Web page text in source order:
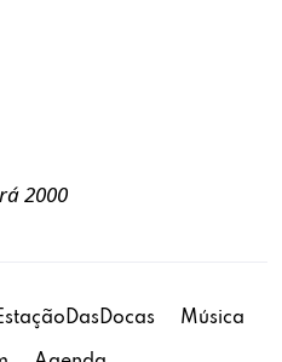
2000
Música